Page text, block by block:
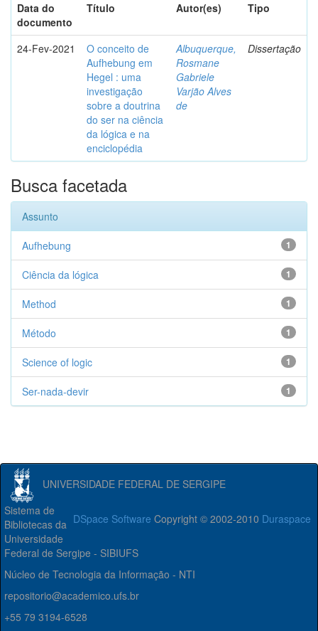
Data do
documento
Título Autor(es) Tipo
24-Fev-2021
O conceito de
Aufhebung em
Hegel : uma
investigação
sobre a doutrina
do ser na ciência
da lógica e na
enciclopédia
Albuquerque,
Rosmane
Gabriele
Varjão Alves
de
Dissertação
Busca facetada
Assunto
1
Aufhebung
1
Ciência da lógica
1
Method
1
Método
1
Science of logic
1
Ser-nada-devir
UNIVERSIDADE FEDERAL DE SERGIPE
DSpace Software Copyright © 2002-2010 Duraspace
Sistema de
Bibliotecas da
Universidade
Federal de Sergipe - SIBIUFS
Núcleo de Tecnologia da Informação - NTI
repositorio@academico.ufs.br
+55 79 3194-6528